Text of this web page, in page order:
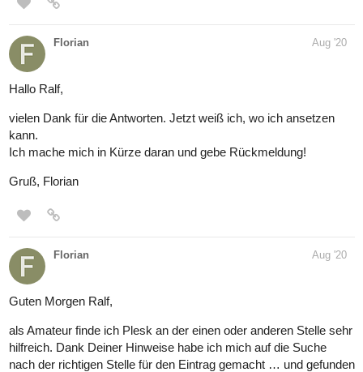
Florian Aug '20
Hallo Ralf,
vielen Dank für die Antworten. Jetzt weiß ich, wo ich ansetzen
kann.
Ich mache mich in Kürze daran und gebe Rückmeldung!
Gruß, Florian
Florian Aug '20
Guten Morgen Ralf,
als Amateur finde ich Plesk an der einen oder anderen Stelle sehr
hilfreich. Dank Deiner Hinweise habe ich mich auf die Suche
nach der richtigen Stelle für den Eintrag gemacht … und gefunden